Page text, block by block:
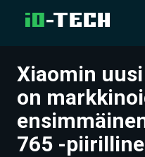
UUTISET
ARTIKKELIT
VIDEOT
Xiaomin uusi
on
765 -